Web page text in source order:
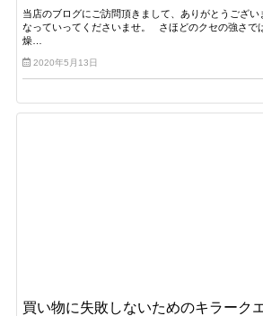
当店のブログにご訪問頂きまして、ありがとうござ
なっていってくださいませ。 さほどのクセの強さで
燥…
2020年5月13日
買い物に失敗しないためのキラーク